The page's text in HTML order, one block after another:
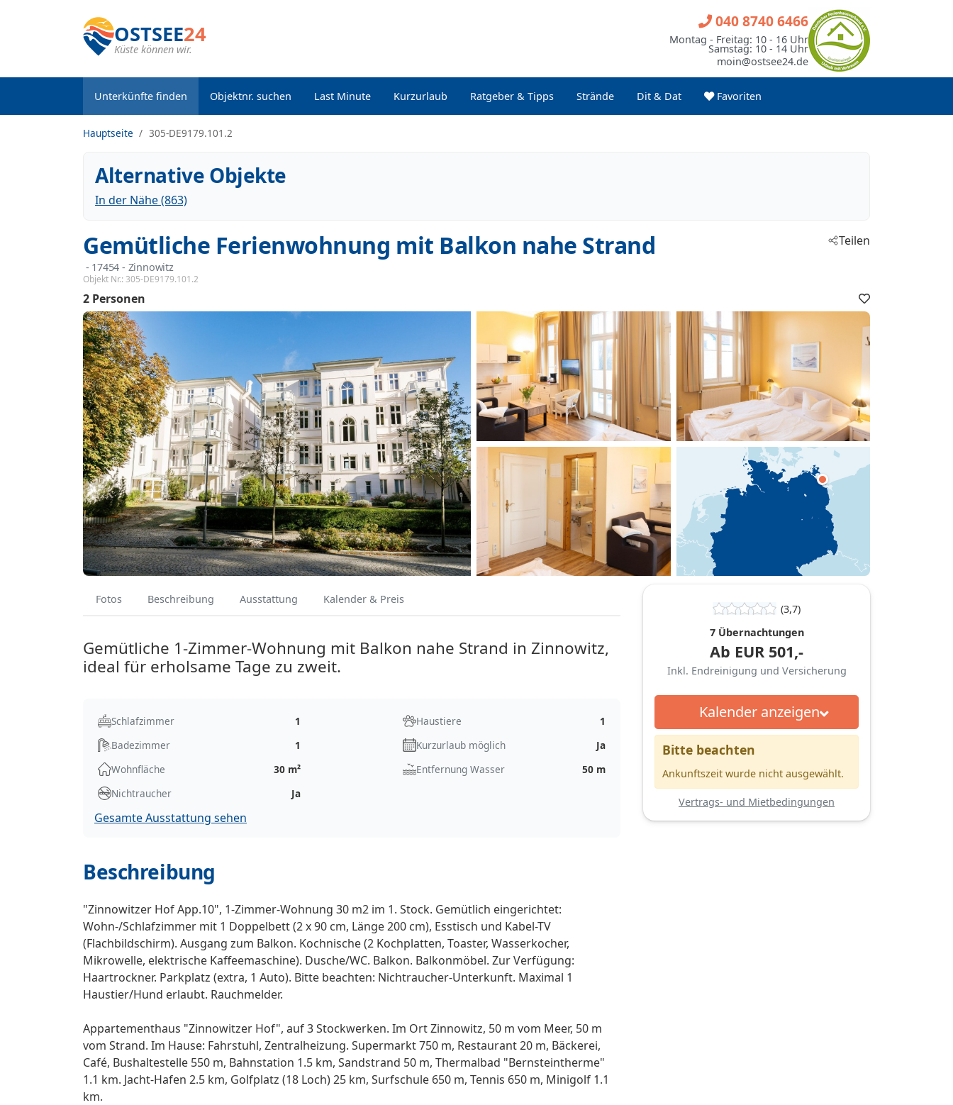
OSTSEE24
Küste können wir.
Unterkünfte finden Objektnr. suchen Last Minute Kurzurlaub Ratgeber & Tipps Strände Dit & Dat Favoriten
040 8740 6466
Montag - Freitag: 10 - 16 Uhr
Samstag: 10 - 14 Uhr
moin@ostsee24.de
Hauptseite 305-DE9179.101.2
Alternative Objekte
In der Nähe (863)
Gemütliche Ferienwohnung mit Balkon nahe Strand
- 17454 - Zinnowitz
Objekt Nr.: 305-DE9179.101.2
Teilen
2 Personen
Fotos Beschreibung Ausstattung Kalender & Preis
Gemütliche 1-Zimmer-Wohnung mit Balkon nahe Strand in Zinnowitz,
ideal für erholsame Tage zu zweit.
Schlafzimmer
1
Badezimmer
1
Wohnfläche
30 m²
Haustiere
1
Kurzurlaub möglich
Ja
Entfernung Wasser
50 m
Nichtraucher
Ja
Gesamte Ausstattung sehen
Beschreibung
"Zinnowitzer Hof App.10", 1-Zimmer-Wohnung 30 m2 im 1. Stock. Gemütlich eingerichtet:
Wohn-/Schlafzimmer mit 1 Doppelbett (2 x 90 cm, Länge 200 cm), Esstisch und Kabel-TV
(Flachbildschirm). Ausgang zum Balkon. Kochnische (2 Kochplatten, Toaster, Wasserkocher,
Mikrowelle, elektrische Kaffeemaschine). Dusche/WC. Balkon. Balkonmöbel. Zur Verfügung:
Haartrockner. Parkplatz (extra, 1 Auto). Bitte beachten: Nichtraucher-Unterkunft. Maximal 1
Haustier/Hund erlaubt. Rauchmelder.
Appartementhaus "Zinnowitzer Hof", auf 3 Stockwerken. Im Ort Zinnowitz, 50 m vom Meer, 50 m
vom Strand. Im Hause: Fahrstuhl, Zentralheizung. Supermarkt 750 m, Restaurant 20 m, Bäckerei,
Café, Bushaltestelle 550 m, Bahnstation 1.5 km, Sandstrand 50 m, Thermalbad "Bernsteintherme"
1.1 km. Jacht-Hafen 2.5 km, Golfplatz (18 Loch) 25 km, Surfschule 650 m, Tennis 650 m, Minigolf 1.1
km.
(3,7)
7 Übernachtungen
Ab EUR 501,-
Inkl. Endreinigung und Versicherung
Kalender anzeigen
Bitte beachten
Ankunftszeit wurde nicht ausgewählt.
Vertrags- und Mietbedingungen